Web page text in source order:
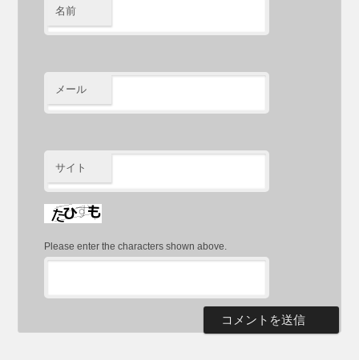
名前
メール
サイト
Please enter the characters shown above.